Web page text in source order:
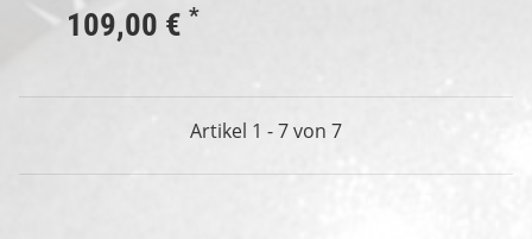
109,00 € *
Artikel 1 - 7 von 7